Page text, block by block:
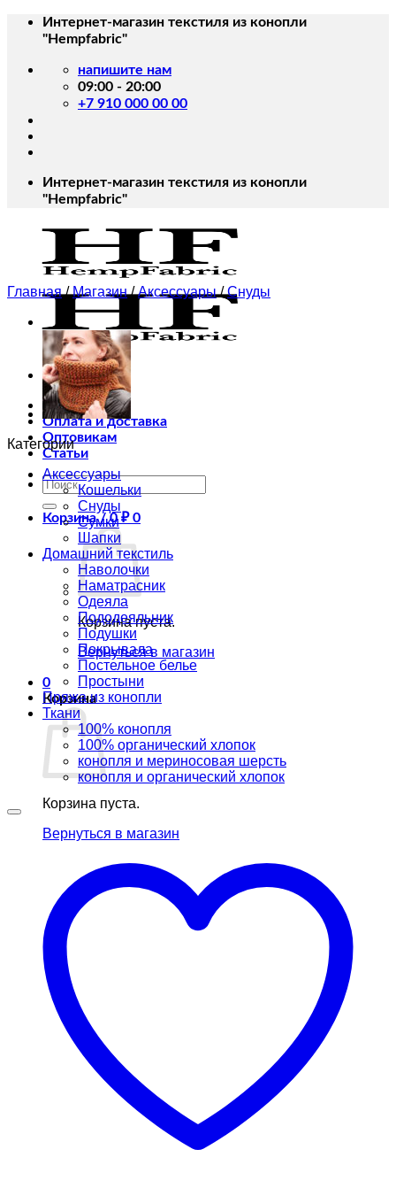
Skip
Интернет-магазин текстиля из конопли
"Hempfabric"
напишите нам
09:00 - 20:00
+7 910 000 00 00
Интернет-магазин текстиля из конопли
"Hempfabric"
Магазин
Оплата и доставка
Оптовикам
Статьи
Искать:
Корзина /0₽ 0
Корзина пуста.
Вернуться в магазин
0
Корзина
Корзина пуста.
Вернуться в магазин
Главная / Магазин / Аксессуары / Снуды
Категории
Аксессуары
Кошельки
Снуды
Сумки
Шапки
Домашний текстиль
Наволочки
Наматрасник
Одеяла
Пододеяльник
Подушки
Покрывала
Постельное белье
Простыни
Пряжа из конопли
Ткани
100% конопля
100% органический хлопок
конопля и мериносовая шерсть
конопля и органический хлопок